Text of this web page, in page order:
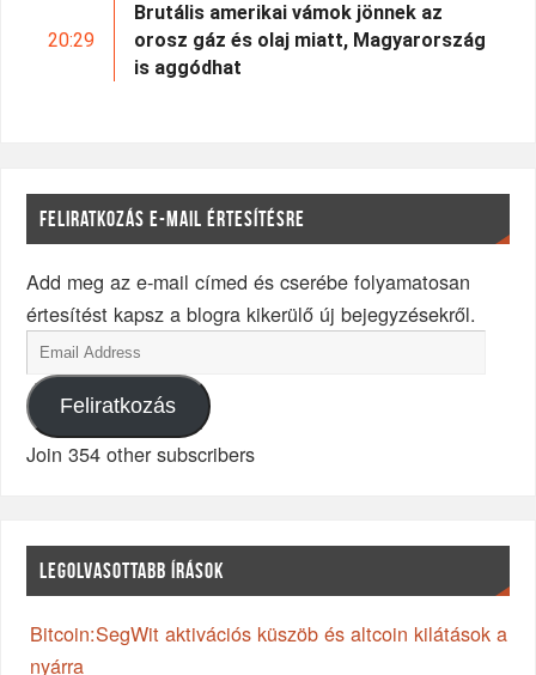
20:29
Brutális amerikai vámok jönnek az
orosz gáz és olaj miatt, Magyarország
is aggódhat
FELIRATKOZÁS E-MAIL ÉRTESÍTÉSRE
Add meg az e-mail címed és cserébe folyamatosan
értesítést kapsz a blogra kikerülő új bejegyzésekről.
Feliratkozás
Join 354 other subscribers
LEGOLVASOTTABB ÍRÁSOK
Bitcoin:SegWit aktivációs küszöb és altcoin kilátások a
nyárra